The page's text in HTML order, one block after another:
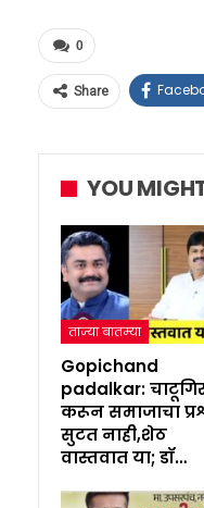
0
Share
YOU
ताज्या बातम्या
Gopichand
padalkar:
करून समाजाचा
सुटत नाही,शेठ
वास्तवात या; डॉ…